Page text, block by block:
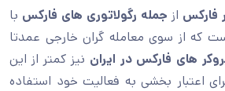
فارکس از جمله رگولاتوری های فارکس با
از سوی معامله گران خارجی عمدتا
های فارکس در ایران نیز کمتر از این
اعتبار بخشی به فعالیت خود استفاده